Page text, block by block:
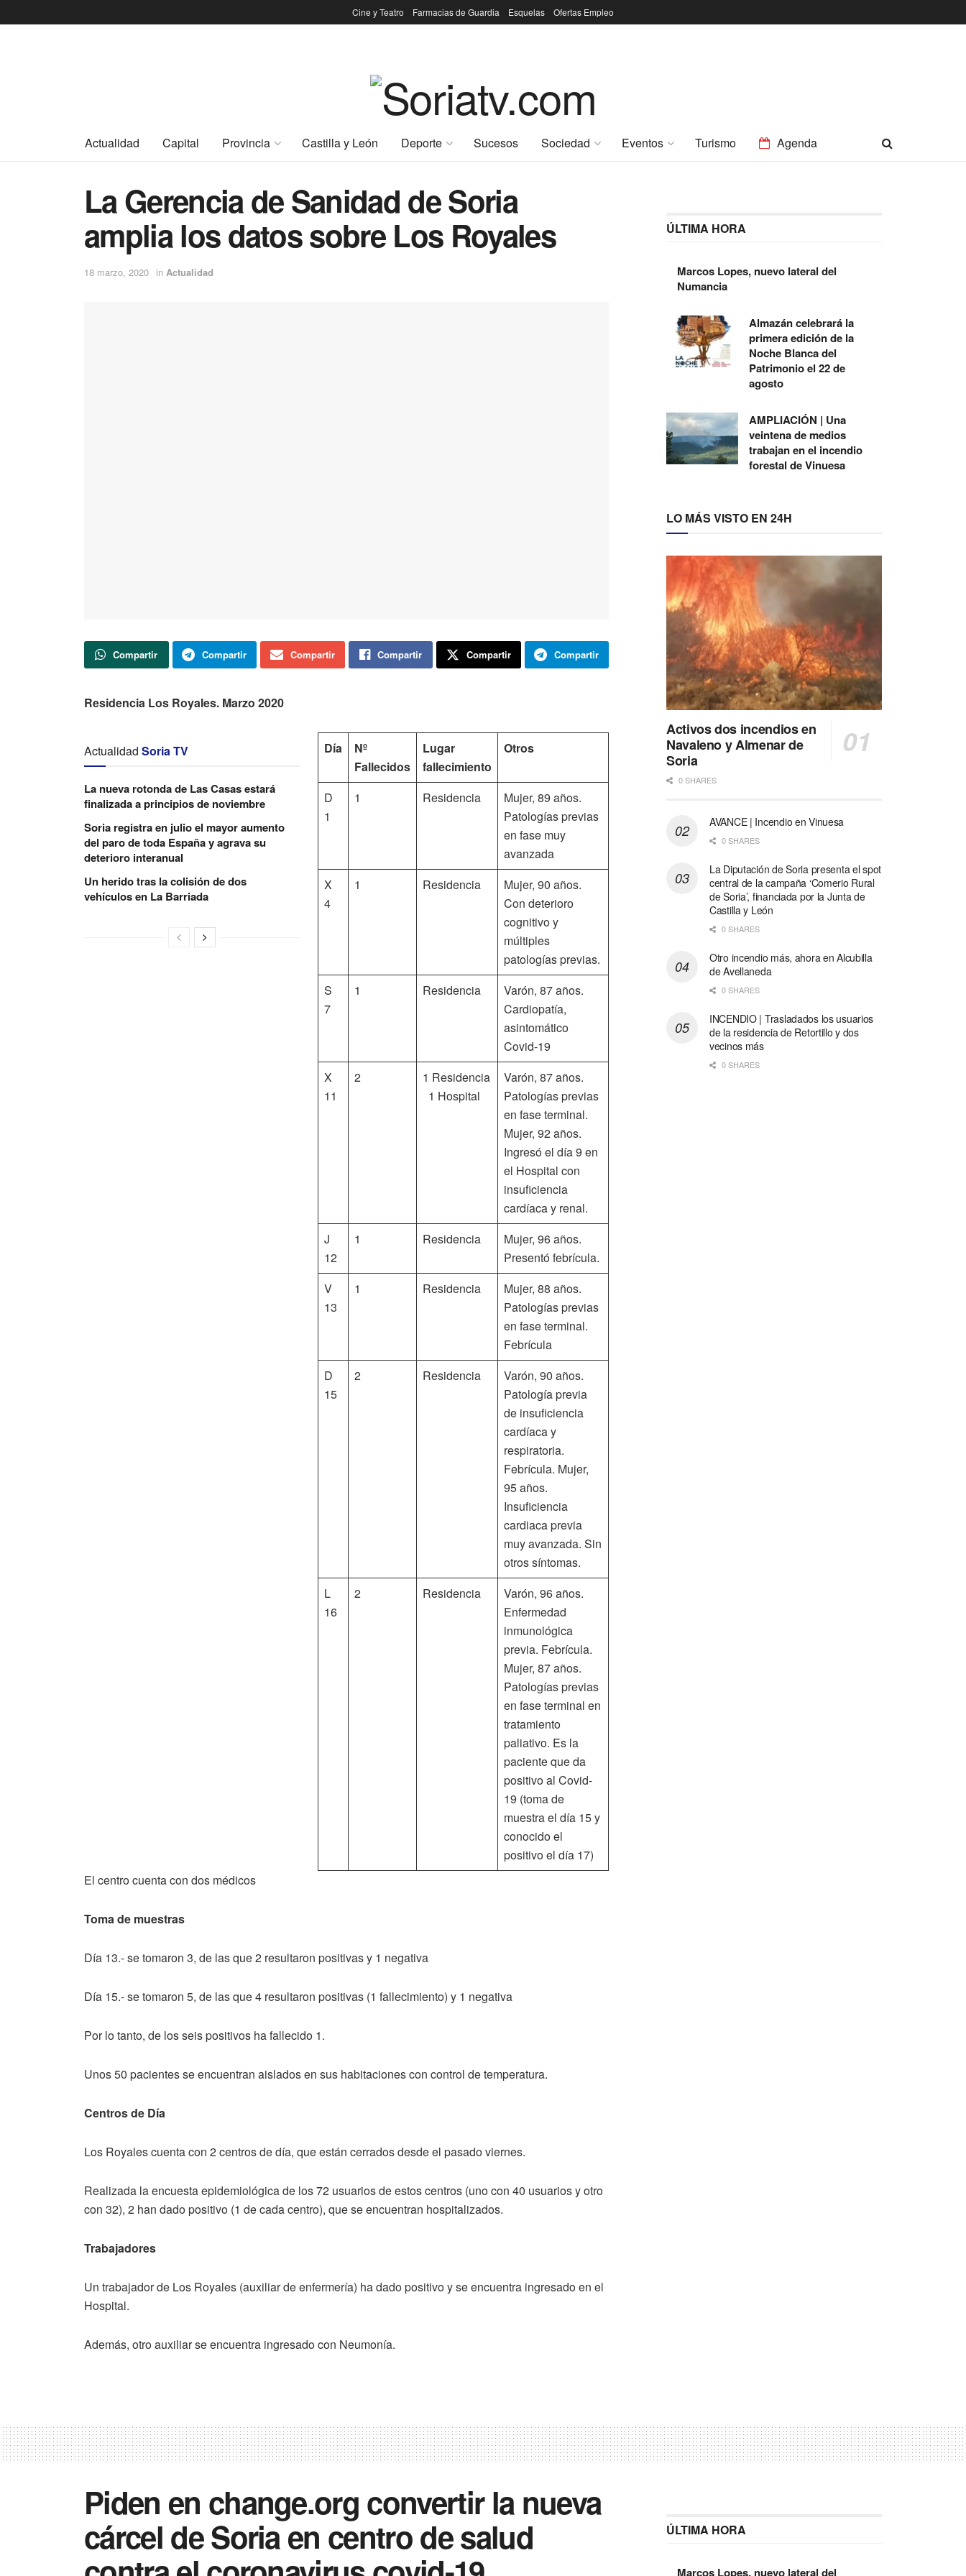
Cine y Teatro Farmacias de Guardia Esquelas Ofertas Empleo
Actualidad Capital Provincia Castilla y León Deporte Sucesos Sociedad Eventos Turismo Agenda
La Gerencia de Sanidad de Soria
amplia los datos sobre Los Royales
18 marzo, 2020 in Actualidad
Compartir Compartir Compartir Compartir Compartir Compartir
Residencia Los Royales. Marzo 2020
Actualidad Soria TV
La nueva rotonda de Las Casas estará
finalizada a principios de noviembre
Soria registra en julio el mayor aumento
del paro de toda España y agrava su
deterioro interanual
Un herido tras la colisión de dos
vehículos en La Barriada
Día
Nº
Fallecidos
Lugar
fallecimiento
Otros
D
1
1 Residencia
Mujer, 89 años.
Patologías previas
en fase muy
avanzada
X
4
1 Residencia
Mujer, 90 años.
Con deterioro
cognitivo y
múltiples
patologías previas.
S
7
1 Residencia
Varón, 87 años.
Cardiopatía,
asintomático
Covid-19
X
11
2
1 Residencia
1 Hospital
Varón, 87 años.
Patologías previas
en fase terminal.
Mujer, 92 años.
Ingresó el día 9 en
el Hospital con
insuficiencia
cardíaca y renal.
J
12
1 Residencia
Mujer, 96 años.
Presentó febrícula.
V
13
1 Residencia
Mujer, 88 años.
Patologías previas
en fase terminal.
Febrícula
D
15
2 Residencia
Varón, 90 años.
Patología previa
de insuficiencia
cardíaca y
respiratoria.
Febrícula. Mujer,
95 años.
Insuficiencia
cardiaca previa
muy avanzada. Sin
otros síntomas.
L
16
2 Residencia
Varón, 96 años.
Enfermedad
inmunológica
previa. Febrícula.
Mujer, 87 años.
Patologías previas
en fase terminal en
tratamiento
paliativo. Es la
paciente que da
positivo al Covid-
19 (toma de
muestra el día 15 y
conocido el
positivo el día 17)
El centro cuenta con dos médicos
Toma de muestras
Día 13.- se tomaron 3, de las que 2 resultaron positivas y 1 negativa
Día 15.- se tomaron 5, de las que 4 resultaron positivas (1 fallecimiento) y 1 negativa
Por lo tanto, de los seis positivos ha fallecido 1.
Unos 50 pacientes se encuentran aislados en sus habitaciones con control de temperatura.
Centros de Día
Los Royales cuenta con 2 centros de día, que están cerrados desde el pasado viernes.
Realizada la encuesta epidemiológica de los 72 usuarios de estos centros (uno con 40 usuarios y otro
con 32), 2 han dado positivo (1 de cada centro), que se encuentran hospitalizados.
Trabajadores
Un trabajador de Los Royales (auxiliar de enfermería) ha dado positivo y se encuentra ingresado en el
Hospital.
Además, otro auxiliar se encuentra ingresado con Neumonía.
ÚLTIMA HORA
Marcos Lopes, nuevo lateral del
Numancia
Almazán celebrará la
primera edición de la
Noche Blanca del
Patrimonio el 22 de
agosto
AMPLIACIÓN | Una
veintena de medios
trabajan en el incendio
forestal de Vinuesa
LO MÁS VISTO EN 24H
Activos dos incendios en
Navaleno y Almenar de
Soria
0 SHARES
AVANCE | Incendio en Vinuesa
0 SHARES
La Diputación de Soria presenta el spot
central de la campaña ‘Comerio Rural
de Soria’, financiada por la Junta de
Castilla y León
0 SHARES
Otro incendio más, ahora en Alcubilla
de Avellaneda
0 SHARES
INCENDIO | Trasladados los usuarios
de la residencia de Retortillo y dos
vecinos más
0 SHARES
Piden en change.org convertir la nueva
cárcel de Soria en centro de salud
ÚLTIMA HORA
Marcos Lopes, nuevo lateral del